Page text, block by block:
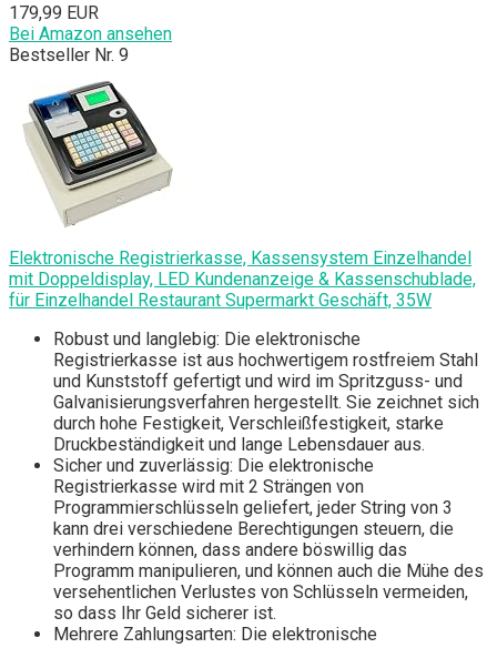
179,99 EUR
Bei Amazon ansehen
Bestseller Nr. 9
Elektronische Registrierkasse, Kassensystem Einzelhandel
mit Doppeldisplay, LED Kundenanzeige & Kassenschublade,
für Einzelhandel Restaurant Supermarkt Geschäft, 35W
Robust und langlebig: Die elektronische
Registrierkasse ist aus hochwertigem rostfreiem Stahl
und Kunststoff gefertigt und wird im Spritzguss- und
Galvanisierungsverfahren hergestellt. Sie zeichnet sich
durch hohe Festigkeit, Verschleißfestigkeit, starke
Druckbeständigkeit und lange Lebensdauer aus.
Sicher und zuverlässig: Die elektronische
Registrierkasse wird mit 2 Strängen von
Programmierschlüsseln geliefert, jeder String von 3
kann drei verschiedene Berechtigungen steuern, die
verhindern können, dass andere böswillig das
Programm manipulieren, und können auch die Mühe des
versehentlichen Verlustes von Schlüsseln vermeiden,
so dass Ihr Geld sicherer ist.
Mehrere Zahlungsarten: Die elektronische